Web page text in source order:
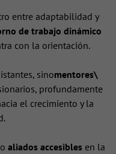
entre adaptabilidad y
de trabajo dinámico
con la orientación.
sinomentores\
profundamente
el crecimiento y la
aliados accesiblesen la